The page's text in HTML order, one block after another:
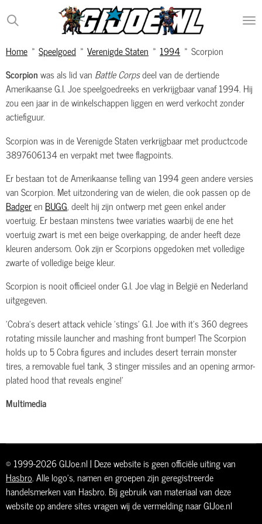
Ga
direct
de
Home » Speelgoed » Verenigde Staten » 1994 » Scorpion
Scorpionwas als lid van Battle Corpsdeel van de dertiende
Amerikaanse G.I. Joe speelgoedreeks en verkrijgbaar vanaf 1994. Hij
zou een jaar in de winkelschappen liggen en werd verkocht zonder
actiefiguur.
Scorpion was in de Verenigde Staten verkrijgbaar met productcode
3897606134 en verpakt met twee flagpoints.
Er bestaan tot de Amerikaanse telling van 1994 geen andere versies
van Scorpion. Met uitzondering van de wielen, die ook passen op de
Badgeren BUGG, deelt hij zijn ontwerp met geen enkel ander
voertuig. Er bestaan minstens twee variaties waarbij de ene het
voertuig zwart is met een beige overkapping, de ander heeft deze
kleuren andersom. Ook zijn er Scorpions opgedoken met volledige
zwarte of volledige beige kleur.
Scorpion is nooit officieel onder G.I. Joe vlag in België en Nederland
uitgegeven.
'Cobra's desert attack vehicle 'stings' G.I. Joe with it's 360 degrees
rotating missile launcher and mashing front bumper! The Scorpion
holds up to 5 Cobra figures and includes desert terrain monster
tires, a removable fuel tank, 3 stinger missiles and an opening armor-
plated hood that reveals engine!'
Multimedia
© 1999-2026 GIJoe.nl | Deze website is geen officiële uiting van
Hasbro. Alle logo's, namen en groepen zijn geregistreerde
handelsmerken van Hasbro. Bij gebruik van materiaal van deze
website op andere sites vragen wij de vermelding naar GIJoe.nl